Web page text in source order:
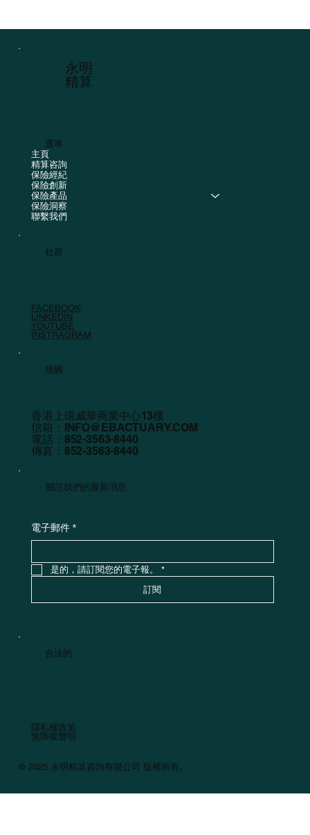
全指南
​永明
精算
選單
主頁
精算咨詢
保險經紀
保險創新
保險產品
保險洞察
聯繫我們
社群
FACEBOOK
LINKEDIN
YOUTUBE
INSTRAGRAM
接觸
香港上環威華商業中心13樓
信箱： INFO@EBACTUARY.COM
電話：852-3563-8440
傳真：852-3563-8440
關注我們的最新消息
電子郵件 *
是的，請訂閱您的電子報。
*
訂閱
合法的
隱私權政策
無障礙聲明
© 2025 永明精算咨詢有限公司 版權所有。